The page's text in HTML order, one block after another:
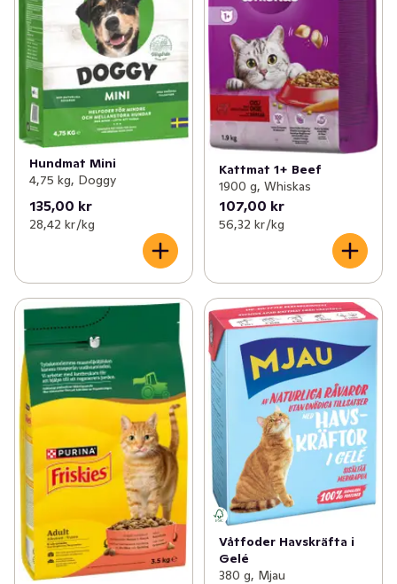
Hundmat Mini
4,75 kg, Doggy
135,00 kr
28,42 kr /kg
Kattmat 1+ Beef
1900 g, Whiskas
107,00 kr
56,32 kr /kg
Våtfoder Havskräfta i
Gelé
380 g, Mjau